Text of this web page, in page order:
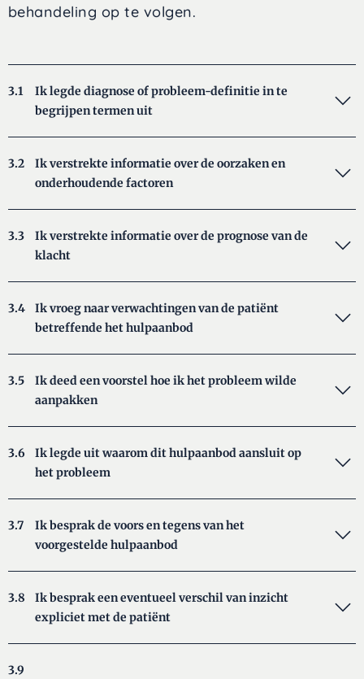
behandeling op te volgen.
3.1
Ik legde diagnose of probleem-definitie in te
begrijpen termen uit
3.2
Ik verstrekte informatie over de oorzaken en
onderhoudende factoren
3.3
Ik verstrekte informatie over de prognose van de
klacht
3.4
Ik vroeg naar verwachtingen van de patiënt
betreffende het hulpaanbod
3.5
Ik deed een voorstel hoe ik het probleem wilde
aanpakken
3.6
Ik legde uit waarom dit hulpaanbod aansluit op
het probleem
3.7
Ik besprak de voors en tegens van het
voorgestelde hulpaanbod
3.8
Ik besprak een eventueel verschil van inzicht
expliciet met de patiënt
3.9